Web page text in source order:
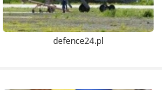
defence24.pl